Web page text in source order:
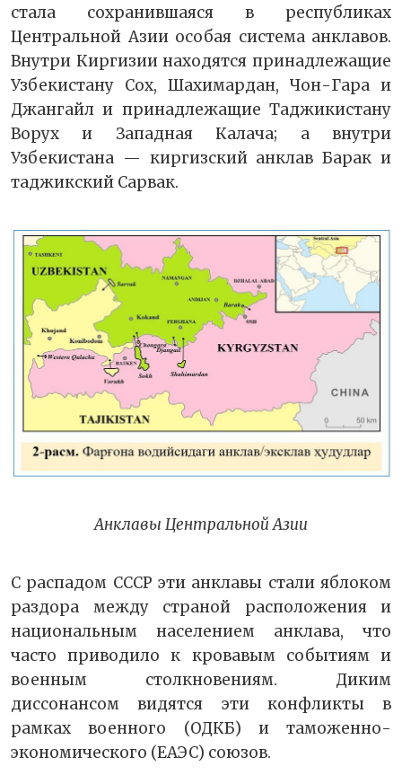
стала сохранившаяся в республиках
Центральной Азии особая система анклавов.
Внутри Киргизии находятся принадлежащие
Узбекистану Сох, Шахимардан, Чон-Гара и
Джангайл и принадлежащие Таджикистану
Ворух и Западная Калача; а внутри
Узбекистана — киргизский анклав Барак и
таджикский Сарвак.
Анклавы Центральной Азии
С распадом СССР эти анклавы стали яблоком
раздора между страной расположения и
национальным населением анклава, что
часто приводило к кровавым событиям и
военным столкновениям. Диким
диссонансом видятся эти конфликты в
рамках военного (ОДКБ) и таможенно-
экономического (ЕАЭС) союзов.